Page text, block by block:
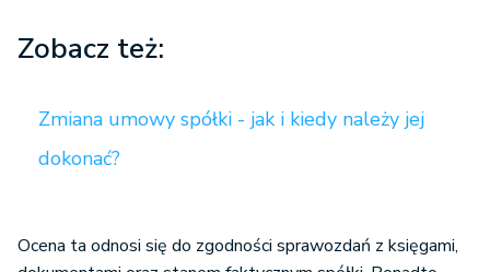
Zobacz też:
Zmiana umowy spółki - jak i kiedy należy jej
dokonać?
Ocena ta odnosi się do zgodności sprawozdań z księgami,